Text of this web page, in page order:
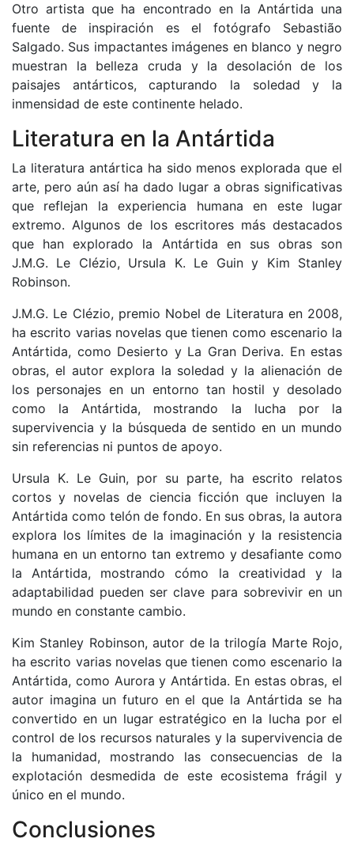
Otro artista que ha encontrado en la Antártida una
fuente de inspiración es el fotógrafo Sebastião
Salgado. Sus impactantes imágenes en blanco y negro
muestran la belleza cruda y la desolación de los
paisajes antárticos, capturando la soledad y la
inmensidad de este continente helado.
Literatura en la Antártida
La literatura antártica ha sido menos explorada que el
arte, pero aún así ha dado lugar a obras significativas
que reflejan la experiencia humana en este lugar
extremo. Algunos de los escritores más destacados
que han explorado la Antártida en sus obras son
J.M.G. Le Clézio, Ursula K. Le Guin y Kim Stanley
Robinson.
J.M.G. Le Clézio, premio Nobel de Literatura en 2008,
ha escrito varias novelas que tienen como escenario la
Antártida, como Desierto y La Gran Deriva. En estas
obras, el autor explora la soledad y la alienación de
los personajes en un entorno tan hostil y desolado
como la Antártida, mostrando la lucha por la
supervivencia y la búsqueda de sentido en un mundo
sin referencias ni puntos de apoyo.
Ursula K. Le Guin, por su parte, ha escrito relatos
cortos y novelas de ciencia ficción que incluyen la
Antártida como telón de fondo. En sus obras, la autora
explora los límites de la imaginación y la resistencia
humana en un entorno tan extremo y desafiante como
la Antártida, mostrando cómo la creatividad y la
adaptabilidad pueden ser clave para sobrevivir en un
mundo en constante cambio.
Kim Stanley Robinson, autor de la trilogía Marte Rojo,
ha escrito varias novelas que tienen como escenario la
Antártida, como Aurora y Antártida. En estas obras, el
autor imagina un futuro en el que la Antártida se ha
convertido en un lugar estratégico en la lucha por el
control de los recursos naturales y la supervivencia de
la humanidad, mostrando las consecuencias de la
explotación desmedida de este ecosistema frágil y
único en el mundo.
Conclusiones